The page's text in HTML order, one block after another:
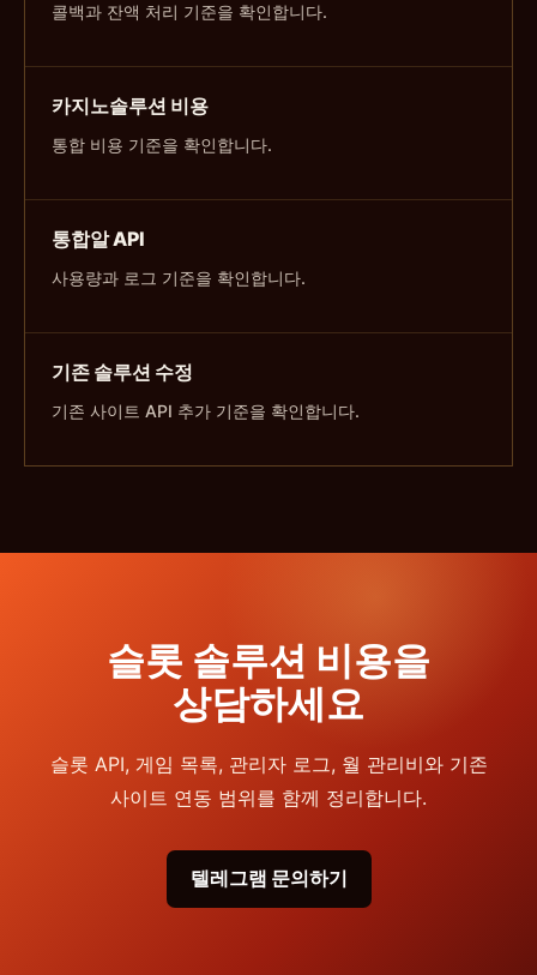
콜백과 잔액 처리 기준을 확인합니다.
카지노솔루션 비용
통합 비용 기준을 확인합니다.
통합알 API
사용량과 로그 기준을 확인합니다.
기존 솔루션 수정
기존 사이트 API 추가 기준을 확인합니다.
슬롯 솔루션 비용을
상담하세요
슬롯 API, 게임 목록, 관리자 로그, 월 관리비와 기존
사이트 연동 범위를 함께 정리합니다.
텔레그램 문의하기